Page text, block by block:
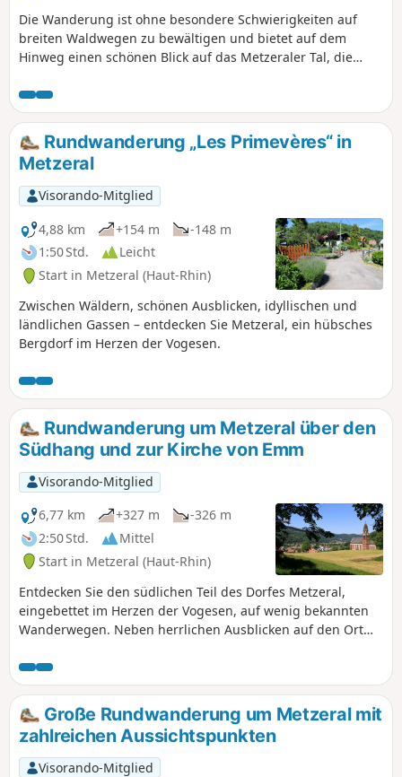
Die Wanderung ist ohne besondere Schwierigkeiten auf
breiten Waldwegen zu bewältigen und bietet auf dem
Hinweg einen schönen Blick auf das Metzeraler Tal, die
dem Rückweg können Sie den Col de la Schlucht und die
Bergkämme bewundern. Die Wanderung kann mit einem
Zwischenstopp im Restaurant Schallern oder im
Bergbauerngasthof Gaschney abgerundet werden.
Rundwanderung „Les Primevères“ in
Metzeral
Visorando-Mitglied
4,88 km
+154 m
-148 m
1:50 Std.
Leicht
Start in Metzeral (Haut-Rhin)
Zwischen Wäldern, schönen Ausblicken, idyllischen und
ländlichen Gassen – entdecken Sie Metzeral, ein hübsches
Bergdorf im Herzen der Vogesen.
Rundwanderung um Metzeral über den
Südhang und zur Kirche von Emm
Visorando-Mitglied
6,77 km
+327 m
-326 m
2:50 Std.
Mittel
Start in Metzeral (Haut-Rhin)
Entdecken Sie den südlichen Teil des Dorfes Metzeral,
eingebettet im Herzen der Vogesen, auf wenig bekannten
Wanderwegen. Neben herrlichen Ausblicken auf den Ort
symbolträchtigen Denkmal des Ersten Weltkriegs im
Münstertal!
Große Rundwanderung um Metzeral mit
zahlreichen Aussichtspunkten
Visorando-Mitglied